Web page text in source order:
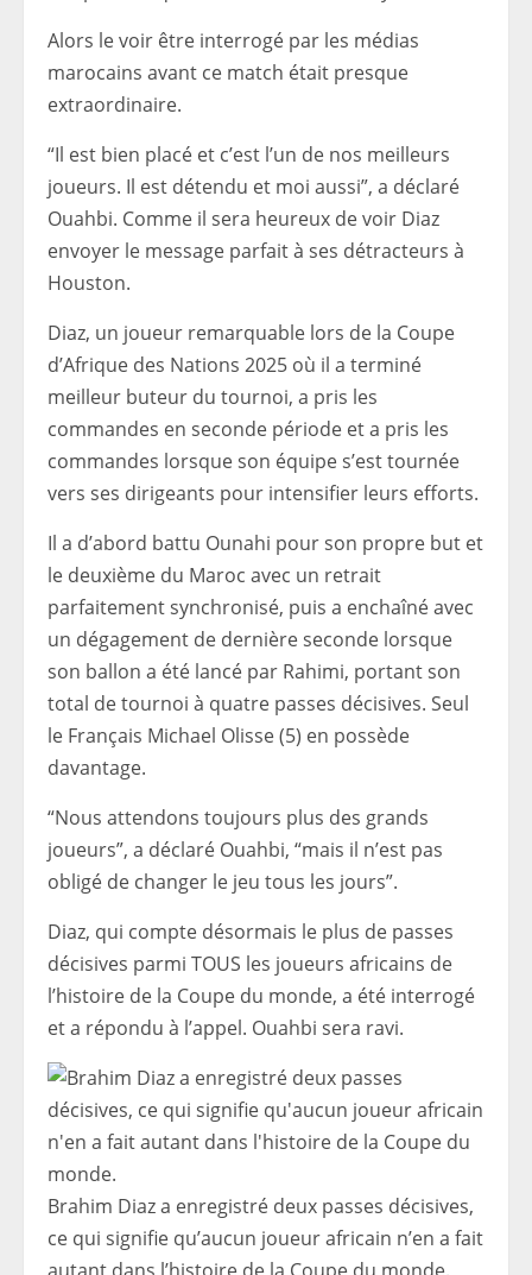
Alors le voir être interrogé par les médias
marocains avant ce match était presque
extraordinaire.
“Il est bien placé et c’est l’un de nos meilleurs
joueurs. Il est détendu et moi aussi”, a déclaré
Ouahbi. Comme il sera heureux de voir Diaz
envoyer le message parfait à ses détracteurs à
Houston.
Diaz, un joueur remarquable lors de la Coupe
d’Afrique des Nations 2025 où il a terminé
meilleur buteur du tournoi, a pris les
commandes en seconde période et a pris les
commandes lorsque son équipe s’est tournée
vers ses dirigeants pour intensifier leurs efforts.
Il a d’abord battu Ounahi pour son propre but et
le deuxième du Maroc avec un retrait
parfaitement synchronisé, puis a enchaîné avec
un dégagement de dernière seconde lorsque
son ballon a été lancé par Rahimi, portant son
total de tournoi à quatre passes décisives. Seul
le Français Michael Olisse (5) en possède
davantage.
“Nous attendons toujours plus des grands
joueurs”, a déclaré Ouahbi, “mais il n’est pas
obligé de changer le jeu tous les jours”.
Diaz, qui compte désormais le plus de passes
décisives parmi TOUS les joueurs africains de
l’histoire de la Coupe du monde, a été interrogé
et a répondu à l’appel. Ouahbi sera ravi.
Brahim Diaz a enregistré deux passes décisives,
ce qui signifie qu’aucun joueur africain n’en a fait